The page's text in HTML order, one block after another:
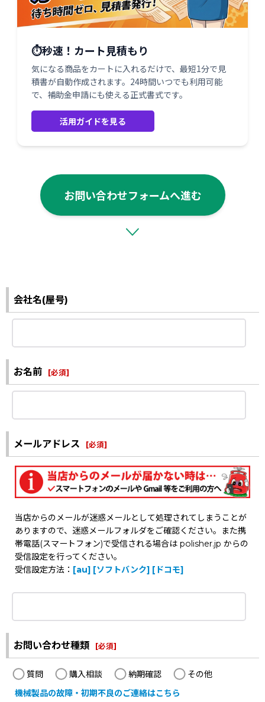
⏱️秒速！カート見積もり
気になる商品をカートに入れるだけで、最短1分で見
積書が自動作成されます。24時間いつでも利用可能
で、補助金申請にも使える正式書式です。
活用ガイドを見る
お問い合わせフォームへ進む
会社名(屋号)
お名前 [必須]
メールアドレス [必須]
当店からのメールが迷惑メールとして処理されてしまうことが
ありますので、迷惑メールフォルダをご確認ください。また携
帯電話(スマートフォン)で受信される場合は polisher.jp からの
受信設定を行ってください。
受信設定方法： [au] [ソフトバンク] [ドコモ]
お問い合わせ種類 [必須]
質問 購入相談 納期確認
その他
機械製品の故障・初期不良のご連絡はこちら